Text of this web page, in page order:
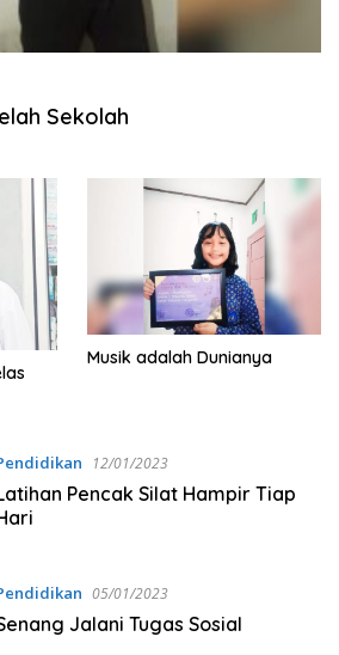
Sekolah
12/01/2023
Pencak Silat Hampir Tiap
05/01/2023
Jalani Tugas Sosial